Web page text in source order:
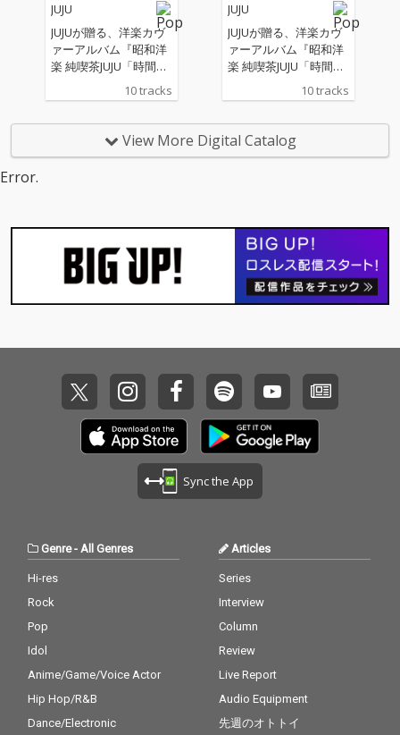
JUJU
JUJUが贈る、洋楽カヴ
ァーアルバム『昭和洋
楽 純喫茶JUJU「時間旅
行」』。 “昭和の時代
に日本で愛された洋
正隆プロデュースのも
と、 誰もが心に残る名
10 tracks
JUJU
JUJUが贈る、洋楽カヴ
ァーアルバム『昭和洋
楽 純喫茶JUJU「時間旅
行」』。 “昭和の時代
に日本で愛された洋
正隆プロデュースのも
と、 誰もが心に残る名
10 tracks
View More Digital Catalog
Error.
Sync the App
Genre- All Genres
Hi-res
Rock
Pop
Idol
Anime/Game/Voice Actor
Hip Hop/R&B
Dance/Electronic
Articles
Series
Interview
Column
Review
Live Report
Audio Equipment
先週のオトトイ